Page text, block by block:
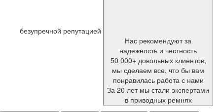
безупречной репутацией
Нас рекомендуют за
надежность и честность
50 000+ довольных клиентов,
мы сделаем все, что бы вам
понравилась работа с нами
За 20 лет мы стали экспертами
в приводных ремнях